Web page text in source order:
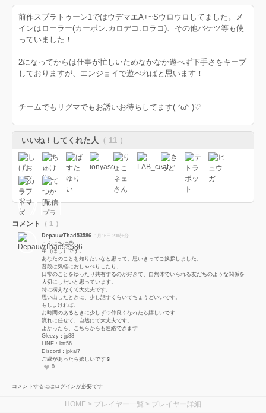
前作スプラトゥーン1ではウデマエA+~Sウロウロしてました。メ
インはローラー(カーボン.カロデコ.ロラコ)、その他バケツ等も使
っていました！
2になってからは仕事が忙しいためなかなか遊べず下手さをキープ
しておりますが、エンジョイで遊べればと思います！
チームでもリグマでもお誘いお待ちしてます( ◜ω◝ )♡
いいね！してくれた人 （ 11 ）
コメント （ 1 ）
DepauwThad53586 1月16日 23時6分
こんにちは😊
星（ほし）です。
あなたのことを知りたいなと思って、思いきってご挨拶しました。
普段は気軽におしゃべりしたり、
日常のことをゆったり共有するのが好きで、自然体でいられる友だちのような関係を
大切にしたいと思っています。
特に構えなくて大丈夫です。
思い出したときに、少し話すくらいでちょうどいいです。
もしよければ、
お時間のあるときに少しずつ仲良くなれたら嬉しいです
流れに任せて、自然にで大丈夫です。
よかったら、こちらからも連絡できます
Gleezy：jp88
LINE：ktt56
Discord：jpkai7
ご縁があったら嬉しいです☺️
0
コメントするにはログインが必要です
HOME > プレイヤー一覧 > プレイヤー詳細